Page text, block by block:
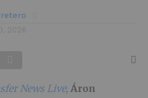
News Live, Áron